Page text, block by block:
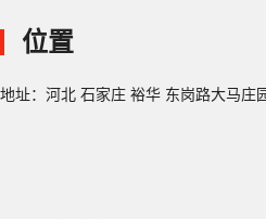
位置
地址：河北 石家庄 裕华 东岗路大马庄